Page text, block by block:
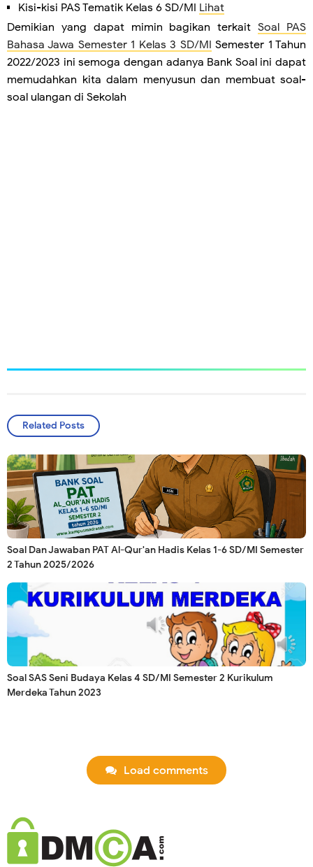
Kisi-kisi PAS Tematik Kelas 6 SD/MI Lihat
Demikian yang dapat mimin bagikan terkaitSoal PAS
Bahasa Jawa Semester 1 Kelas 3 SD/MI Semester 1 Tahun
2022/2023 ini semoga dengan adanya Bank Soal ini dapat
memudahkan kita dalam menyusun dan membuat soal-
soal ulangan di Sekolah
Related Posts
Soal Dan Jawaban PAT Al-Qur'an Hadis Kelas 1-6 SD/MI Semester
2 Tahun 2025/2026
Soal SAS Seni Budaya Kelas 4 SD/MI Semester 2 Kurikulum
Merdeka Tahun 2023
Load comments